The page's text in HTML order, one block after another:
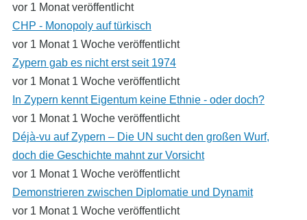
vor 1 Monat veröffentlicht
CHP - Monopoly auf türkisch
vor 1 Monat 1 Woche veröffentlicht
Zypern gab es nicht erst seit 1974
vor 1 Monat 1 Woche veröffentlicht
In Zypern kennt Eigentum keine Ethnie - oder doch?
vor 1 Monat 1 Woche veröffentlicht
Déjà-vu auf Zypern – Die UN sucht den großen Wurf,
doch die Geschichte mahnt zur Vorsicht
vor 1 Monat 1 Woche veröffentlicht
Demonstrieren zwischen Diplomatie und Dynamit
vor 1 Monat 1 Woche veröffentlicht